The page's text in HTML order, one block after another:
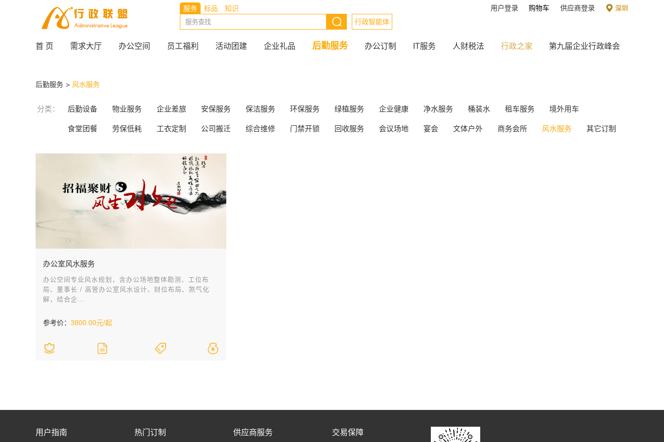
深圳
供应商登录
购物车
用户登录
服务 标品
知识
行政智能体
首 页 需求大厅 办公空间 员工福利 活动团建 企业礼品 后勤服务 办公订制 IT服务 人财税法 行政之家 第九届企业行政峰会
后勤服务 > 风水服务
分类： 后勤设备 物业服务 企业差旅 安保服务 保洁服务 环保服务 绿植服务 企业健康 净水服务 桶装水 租车服务 境外用车
食堂团餐 劳保低耗 工衣定制 公司搬迁 综合维修 门禁开锁 回收服务 会议场地 宴会 文体户外 商务会所 风水服务 其它订制
办公室风水服务
办公空间专业风水规划，含办公场地整体勘测、工位布
局、董事长 / 高管办公室风水设计、财位布局、煞气化
解，结合企...
参考价： 3800.00元/起
用户指南 热门订制 供应商服务 交易保障